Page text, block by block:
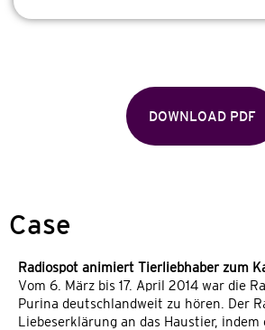
DOWNLOAD PDF
Case
Radiospot animiert Tierliebhaber zum
Vom 6. März bis 17. April 2014 war die
Purina deutschlandweit zu hören. Der
Liebeserklärung an das Haustier,